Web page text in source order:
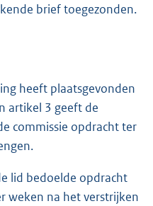
brief toegezonden.
heeft plaatsgevonden
artikel 3 geeft de
commissie opdracht ter
lid bedoelde opdracht
weken na het verstrijken